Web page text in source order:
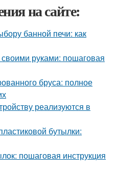
на сайте:
банной печи: как
руками: пошаговая
бруса: полное
реализуются в
бутылки:
пошаговая инструкция